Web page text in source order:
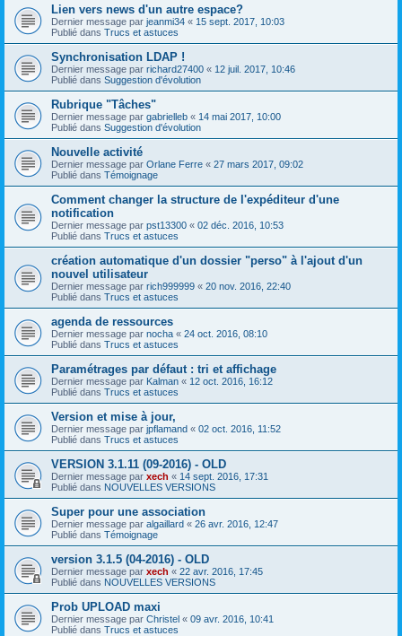
Lien vers news d'un autre espace?
Dernier message par jeanmi34 « 15 sept. 2017, 10:03
Publié dans Trucs et astuces
Synchronisation LDAP !
Dernier message par richard27400 « 12 juil. 2017, 10:46
Publié dans Suggestion d'évolution
Rubrique "Tâches"
Dernier message par gabrielleb « 14 mai 2017, 10:00
Publié dans Suggestion d'évolution
Nouvelle activité
Dernier message par Orlane Ferre « 27 mars 2017, 09:02
Publié dans Témoignage
Comment changer la structure de l'expéditeur d'une
notification
Dernier message par pst13300 « 02 déc. 2016, 10:53
Publié dans Trucs et astuces
création automatique d'un dossier "perso" à l'ajout d'un
nouvel utilisateur
Dernier message par rich999999 « 20 nov. 2016, 22:40
Publié dans Trucs et astuces
agenda de ressources
Dernier message par nocha « 24 oct. 2016, 08:10
Publié dans Trucs et astuces
Paramétrages par défaut : tri et affichage
Dernier message par Kalman « 12 oct. 2016, 16:12
Publié dans Trucs et astuces
Version et mise à jour,
Dernier message par jpflamand « 02 oct. 2016, 11:52
Publié dans Trucs et astuces
VERSION 3.1.11 (09-2016) - OLD
Dernier message par xech « 14 sept. 2016, 17:31
Publié dans NOUVELLES VERSIONS
Super pour une association
Dernier message par algaillard « 26 avr. 2016, 12:47
Publié dans Témoignage
version 3.1.5 (04-2016) - OLD
Dernier message par xech « 22 avr. 2016, 17:45
Publié dans NOUVELLES VERSIONS
Prob UPLOAD maxi
Dernier message par Christel « 09 avr. 2016, 10:41
Publié dans Trucs et astuces